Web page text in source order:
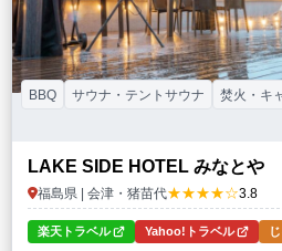
LAKE SIDE HOTEL みなとや
福島県 | 会津・猪苗代★★★★☆3.8
BBQ サウナ・テントサウナ 焚火・キ
楽天トラベル Yahoo!トラベル